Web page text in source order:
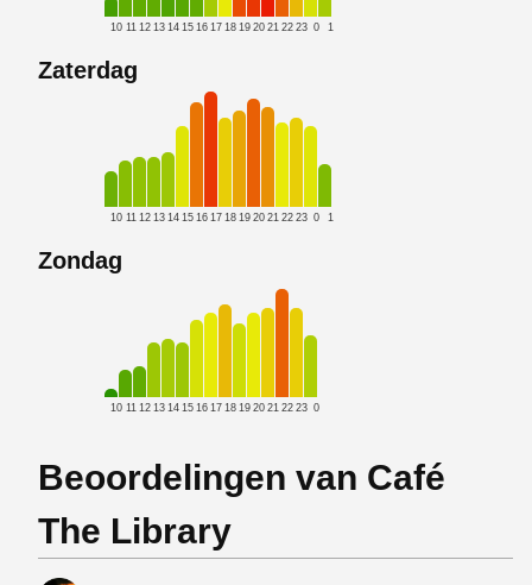
10 11 12 13 14 15 16 17 18 19 20 21 22 23 0 1
Zaterdag
10 11 12 13 14 15 16 17 18 19 20 21 22 23 0 1
Zondag
10 11 12 13 14 15 16 17 18 19 20 21 22 23 0
Beoordelingen van Café
The Library